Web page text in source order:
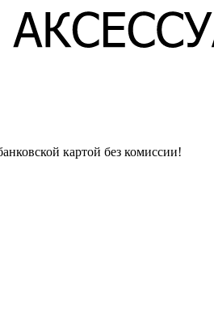
картой без комиссии!